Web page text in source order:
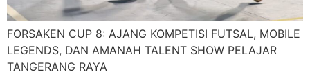
FORSAKEN CUP 8: AJANG KOMPETISI FUTSAL, MOBILE
LEGENDS, DAN AMANAH TALENT SHOW PELAJAR
TANGERANG RAYA